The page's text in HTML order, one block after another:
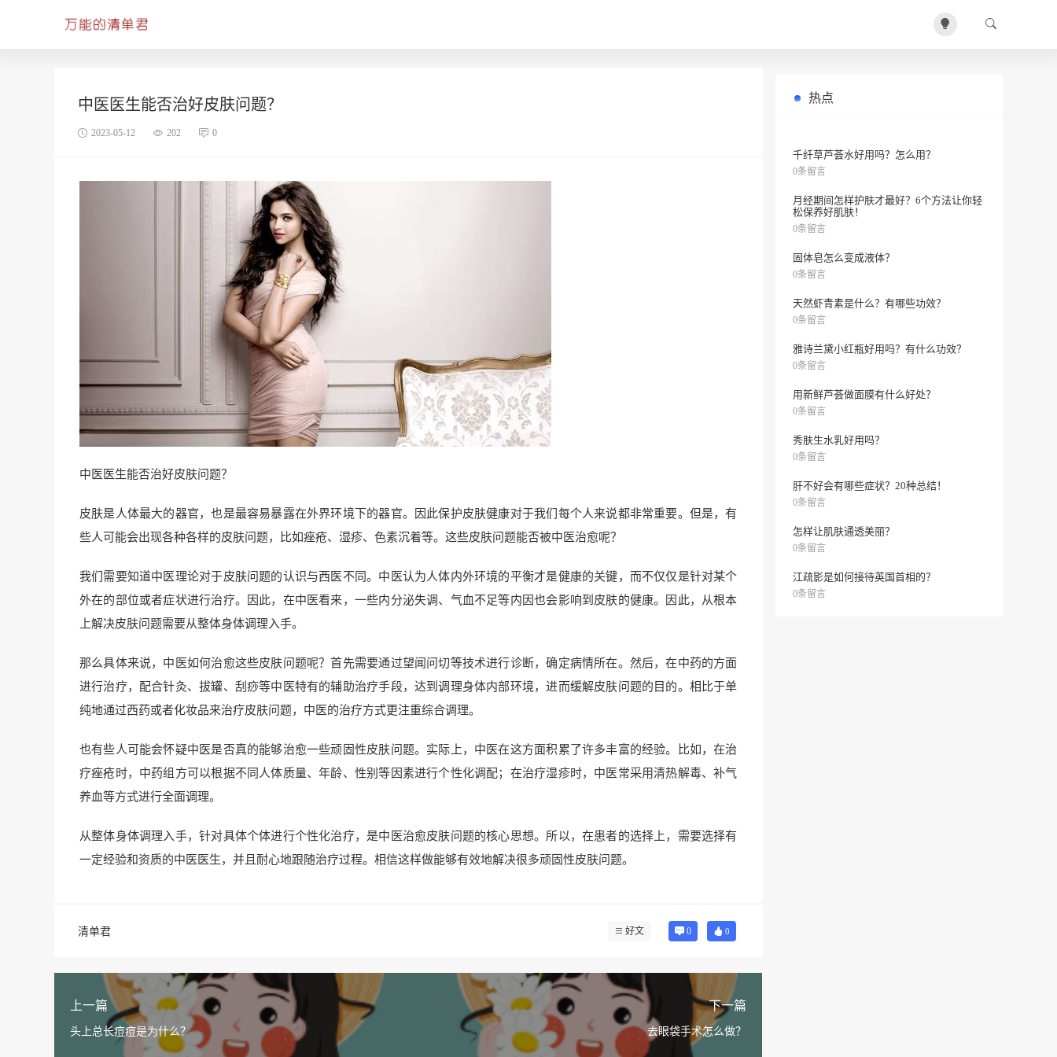
中医医生能否治好皮肤问题？
2023-05-12 202 0
中医医生能否治好皮肤问题？
皮肤是人体最大的器官，也是最容易暴露在外界环境下的器官。因此保护皮肤健康对于我们每个人来说都非常重要。但是，有
些人可能会出现各种各样的皮肤问题，比如痤疮、湿疹、色素沉着等。这些皮肤问题能否被中医治愈呢？
我们需要知道中医理论对于皮肤问题的认识与西医不同。中医认为人体内外环境的平衡才是健康的关键，而不仅仅是针对某个
外在的部位或者症状进行治疗。因此，在中医看来，一些内分泌失调、气血不足等内因也会影响到皮肤的健康。因此，从根本
上解决皮肤问题需要从整体身体调理入手。
那么具体来说，中医如何治愈这些皮肤问题呢？首先需要通过望闻问切等技术进行诊断，确定病情所在。然后，在中药的方面
进行治疗，配合针灸、拔罐、刮痧等中医特有的辅助治疗手段，达到调理身体内部环境，进而缓解皮肤问题的目的。相比于单
纯地通过西药或者化妆品来治疗皮肤问题，中医的治疗方式更注重综合调理。
也有些人可能会怀疑中医是否真的能够治愈一些顽固性皮肤问题。实际上，中医在这方面积累了许多丰富的经验。比如，在治
疗痤疮时，中药组方可以根据不同人体质量、年龄、性别等因素进行个性化调配；在治疗湿疹时，中医常采用清热解毒、补气
养血等方式进行全面调理。
从整体身体调理入手，针对具体个体进行个性化治疗，是中医治愈皮肤问题的核心思想。所以，在患者的选择上，需要选择有
一定经验和资质的中医医生，并且耐心地跟随治疗过程。相信这样做能够有效地解决很多顽固性皮肤问题。
清单君 好文 0 0
上一篇
头上总长痘痘是为什么？
下一篇
去眼袋手术怎么做？
热点
千纤草芦荟水好用吗？怎么用？
0条留言
月经期间怎样护肤才最好？6个方法让你轻
松保养好肌肤！
0条留言
固体皂怎么变成液体？
0条留言
天然虾青素是什么？有哪些功效？
0条留言
雅诗兰黛小红瓶好用吗？有什么功效？
0条留言
用新鲜芦荟做面膜有什么好处？
0条留言
秀肤生水乳好用吗？
0条留言
肝不好会有哪些症状？20种总结！
0条留言
怎样让肌肤通透美丽？
0条留言
江疏影是如何接待英国首相的？
0条留言